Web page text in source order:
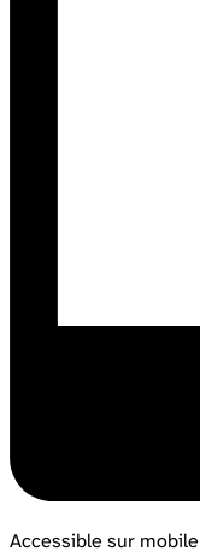
Accessible sur